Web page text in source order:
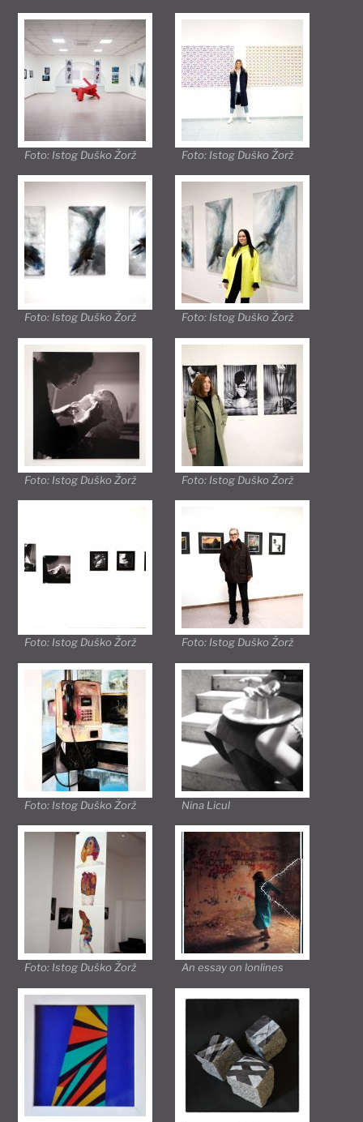
Foto: Istog Duško Žorž Foto: Istog Duško Žorž
Foto: Istog Duško Žorž Foto: Istog Duško Žorž
Foto: Istog Duško Žorž Foto: Istog Duško Žorž
Foto: Istog Duško Žorž Foto: Istog Duško Žorž
Foto: Istog Duško Žorž Nina Licul
Foto: Istog Duško Žorž An essay on lonlines